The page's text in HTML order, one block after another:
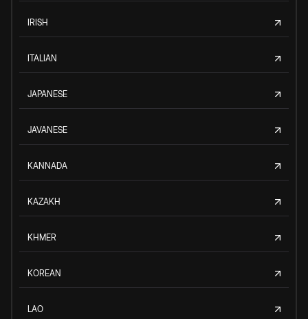
IRISH
ITALIAN
JAPANESE
JAVANESE
KANNADA
KAZAKH
KHMER
KOREAN
LAO